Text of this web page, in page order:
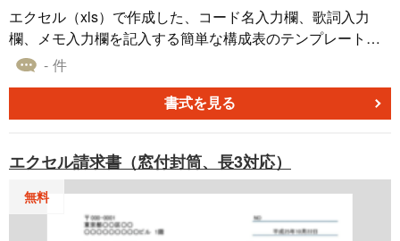
エクセル（xls）で作成した、コード名入力欄、歌詞入力
欄、メモ入力欄を記入する簡単な構成表のテンプレートで
す。 - 件
書式を見る
エクセル請求書（窓付封筒、長3対応）
無料